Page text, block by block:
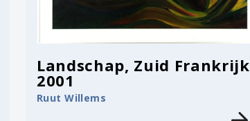
Landschap, Zuid Frankrijk
2001
Ruut Willems